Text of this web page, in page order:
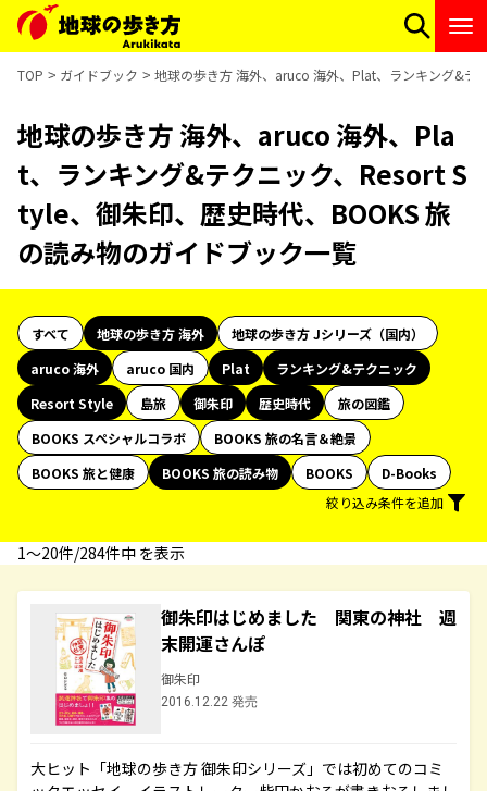
TOP ガイドブック 地球の歩き方 海外、aruco 海外、Plat、ランキング&テ
地球の歩き方 海外、aruco 海外、Pla
t、ランキング&テクニック、Resort S
tyle、御朱印、歴史時代、BOOKS 旅
の読み物のガイドブック一覧
すべて 地球の歩き方 海外
地球の歩き方 Jシリーズ（国内）
aruco 海外
aruco 国内 Plat
ランキング&テクニック
Resort Style
島旅 御朱印 歴史時代
旅の図鑑
BOOKS スペシャルコラボ
BOOKS 旅の名言＆絶景
BOOKS 旅と健康
BOOKS 旅の読み物 BOOKS
D-Books
絞り込み条件を追加
1〜20件/284件中 を表示
御朱印はじめました 関東の神社 週
末開運さんぽ
御朱印
2016.12.22 発売
大ヒット「地球の歩き方 御朱印シリーズ」では初めてのコミ